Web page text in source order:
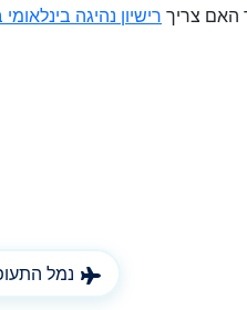
האם צריך רישיון נהיגה בינלאומי
נמל